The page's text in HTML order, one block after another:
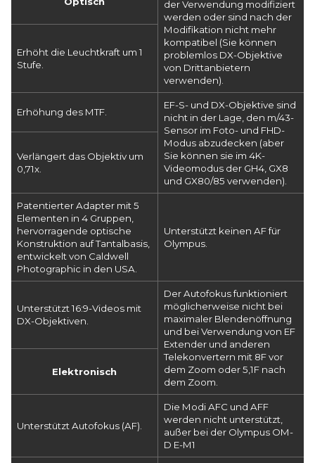
der Verwendung modifiziert
werden oder sind nach der
Modifikation nicht mehr
kompatibel (Sie können
problemlos DX-Objektive
von Drittanbietern
verwenden).
Erhöht die Leuchtkraft um 1
Stufe.
Erhöhung des MTF.
EF-S- und DX-Objektive sind
nicht in der Lage, den m/43-
Sensor im Foto- und FHD-
Modus abzudecken (aber
Sie können sie im 4K-
Videomodus der GH4, GX8
und GX80/85 verwenden).
Verlängert das Objektiv um
0,71x.
Patentierter Adapter mit 5
Elementen in 4 Gruppen,
hervorragende optische
Konstruktion auf Tantalbasis,
entwickelt von Caldwell
Photographic in den USA.
Unterstützt keinen AF für
Olympus.
Unterstützt 16:9-Videos mit
DX-Objektiven.
Der Autofokus funktioniert
möglicherweise nicht bei
maximaler Blendenöffnung
und bei Verwendung von EF
Extender und anderen
Telekonvertern mit 8F vor
dem Zoom oder 5,1F nach
dem Zoom.
Elektronisch
Unterstützt Autofokus (AF).
Die Modi AFC und AFF
werden nicht unterstützt,
außer bei der Olympus OM-
D E-M1